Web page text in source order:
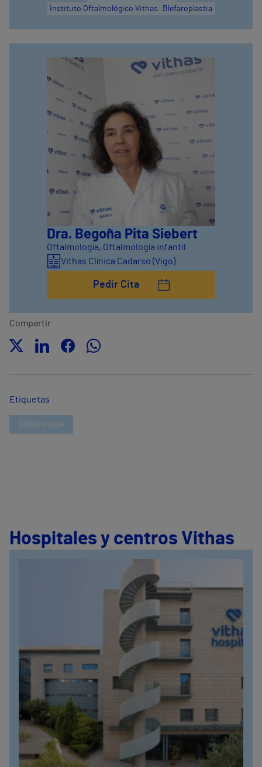
Instituto Oftalmológico Vithas Blefaroplastia
Dra. Begoña Pita Siebert
Oftalmología, Oftalmología infantil
Vithas Clínica Cadarso (Vigo)
Pedir Cita
Compartir
Etiquetas
Oftalmología
Hospitales y centros Vithas